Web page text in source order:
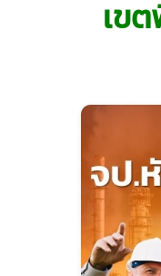
เข